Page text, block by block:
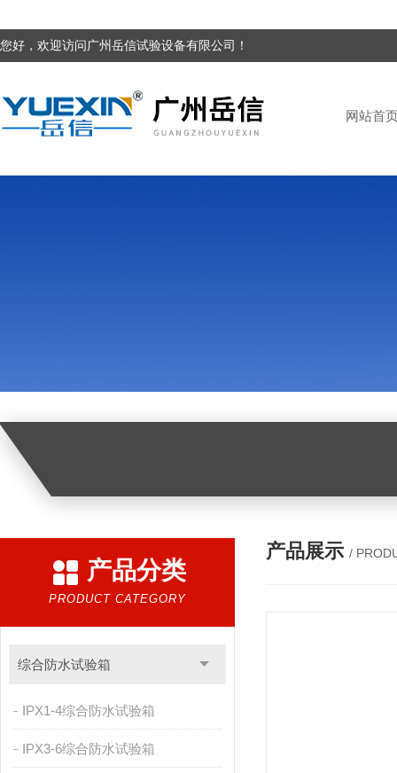
您好，欢迎访问广州岳信试验设备有限公司！
网站首
产品分类
PRODUCT CATEGORY
综合防水试验箱
IPX1-4综合防水试验箱
IPX3-6综合防水试验箱
产品展示 /